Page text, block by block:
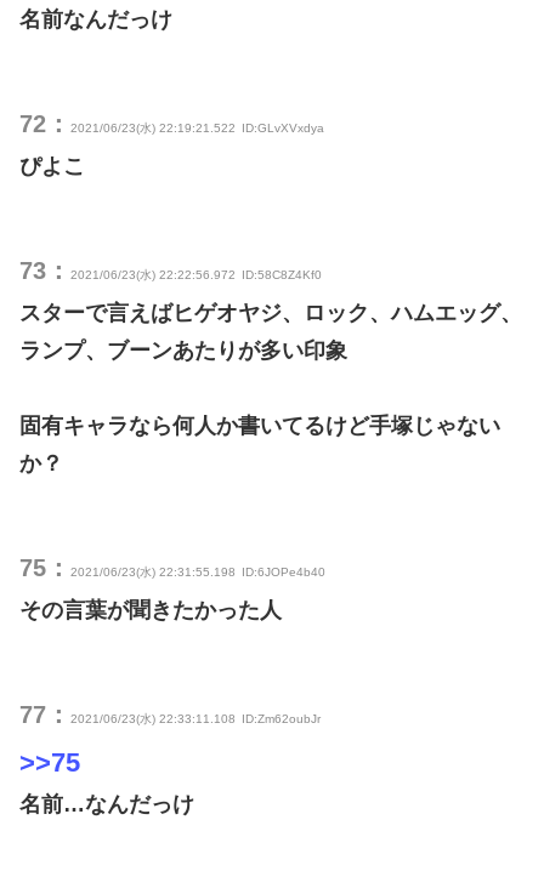
名前なんだっけ
72： 2021/06/23(水) 22:19:21.522 ID:GLvXVxdya
ぴよこ
73： 2021/06/23(水) 22:22:56.972 ID:58C8Z4Kf0
スターで言えばヒゲオヤジ、ロック、ハムエッグ、
ランプ、ブーンあたりが多い印象
固有キャラなら何人か書いてるけど手塚じゃない
か？
75： 2021/06/23(水) 22:31:55.198 ID:6JOPe4b40
その言葉が聞きたかった人
77： 2021/06/23(水) 22:33:11.108 ID:Zm62oubJr
>>75
名前…なんだっけ